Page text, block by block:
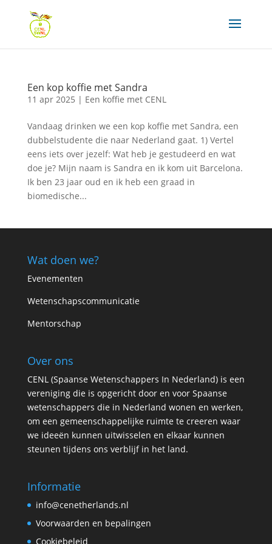
Een kop koffie met Sandra
11 apr 2025 | Een koffie met CENL
Vandaag drinken we een kop koffie met Sandra, een
dubbelstudente die naar Nederland gaat. 1) Vertel
eens iets over jezelf: Wat heb je gestudeerd en wat
doe je? Mijn naam is Sandra en ik kom uit Barcelona.
Ik ben 23 jaar oud en ik heb een graad in
biomedische...
Wat doen we?
Evenementen
Wetenschapscommunicatie
Mentorschap
Over ons
CENL (Spaanse Wetenschappers In Nederland) is een
vereniging die is opgericht door en voor Spaanse
wetenschappers die in Nederland wonen en werken,
om een gemeenschappelijke ruimte te creeren waar
we ideeën kunnen uitwisselen en elkaar kunnen
steunen tijdens ons verblijf in het land.
Informatie
info@cenetherlands.nl
Voorwaarden en bepalingen
Cookiebeleid